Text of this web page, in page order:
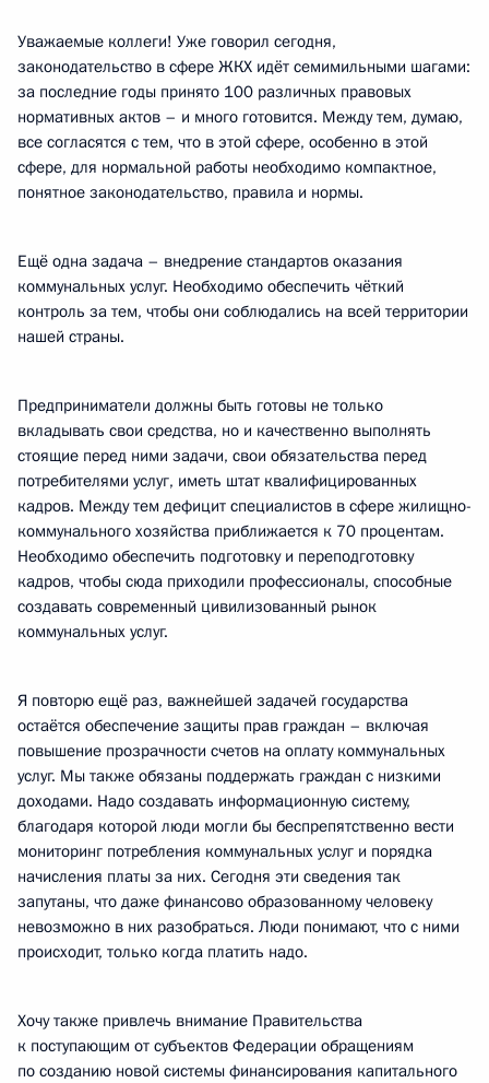
Уважаемые коллеги! Уже говорил сегодня,
законодательство в сфере ЖКХ идёт семимильными шагами:
за последние годы принято 100 различных правовых
нормативных актов – и много готовится. Между тем, думаю,
все согласятся с тем, что в этой сфере, особенно в этой
сфере, для нормальной работы необходимо компактное,
понятное законодательство, правила и нормы.
Ещё одна задача – внедрение стандартов оказания
коммунальных услуг. Необходимо обеспечить чёткий
контроль за тем, чтобы они соблюдались на всей территории
нашей страны.
Предприниматели должны быть готовы не только
вкладывать свои средства, но и качественно выполнять
стоящие перед ними задачи, свои обязательства перед
потребителями услуг, иметь штат квалифицированных
кадров. Между тем дефицит специалистов в сфере жилищно-
коммунального хозяйства приближается к 70 процентам.
Необходимо обеспечить подготовку и переподготовку
кадров, чтобы сюда приходили профессионалы, способные
создавать современный цивилизованный рынок
коммунальных услуг.
Я повторю ещё раз, важнейшей задачей государства
остаётся обеспечение защиты прав граждан – включая
повышение прозрачности счетов на оплату коммунальных
услуг. Мы также обязаны поддержать граждан с низкими
доходами. Надо создавать информационную систему,
благодаря которой люди могли бы беспрепятственно вести
мониторинг потребления коммунальных услуг и порядка
начисления платы за них. Сегодня эти сведения так
запутаны, что даже финансово образованному человеку
невозможно в них разобраться. Люди понимают, что с ними
происходит, только когда платить надо.
Хочу также привлечь внимание Правительства
к поступающим от субъектов Федерации обращениям
по созданию новой системы финансирования капитального